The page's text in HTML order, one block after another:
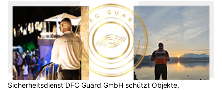
Sicherheitsdienst DFC Guard GmbH schützt Objekte,